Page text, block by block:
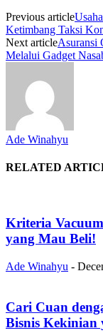
Previous article
Ketimbang Taksi
Next articleAsuransi
Melalui Gadget
Ade Winahyu
RELATED
Kriteria
yang Mau Beli!
Ade Winahyu -
Cari Cuan
Bisnis Kekinian